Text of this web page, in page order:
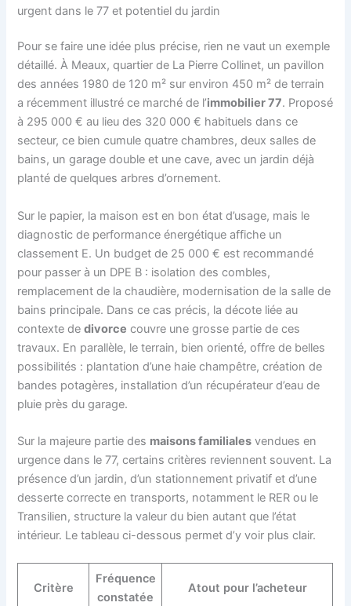
urgent dans le 77 et potentiel du jardin
Pour se faire une idée plus précise, rien ne vaut un exemple
détaillé. À Meaux, quartier de La Pierre Collinet, un pavillon
des années 1980 de 120 m² sur environ 450 m² de terrain
a récemment illustré ce marché de l’immobilier 77. Proposé
à 295 000 € au lieu des 320 000 € habituels dans ce
secteur, ce bien cumule quatre chambres, deux salles de
bains, un garage double et une cave, avec un jardin déjà
planté de quelques arbres d’ornement.
Sur le papier, la maison est en bon état d’usage, mais le
diagnostic de performance énergétique affiche un
classement E. Un budget de 25 000 € est recommandé
pour passer à un DPE B : isolation des combles,
remplacement de la chaudière, modernisation de la salle de
bains principale. Dans ce cas précis, la décote liée au
contexte dedivorce couvre une grosse partie de ces
travaux. En parallèle, le terrain, bien orienté, offre de belles
possibilités : plantation d’une haie champêtre, création de
bandes potagères, installation d’un récupérateur d’eau de
pluie près du garage.
Sur la majeure partie des maisons familiales vendues en
urgence dans le 77, certains critères reviennent souvent. La
présence d’un jardin, d’un stationnement privatif et d’une
desserte correcte en transports, notamment le RER ou le
Transilien, structure la valeur du bien autant que l’état
intérieur. Le tableau ci-dessous permet d’y voir plus clair.
Critère
Fréquence
constatée
Atout pour l’acheteur